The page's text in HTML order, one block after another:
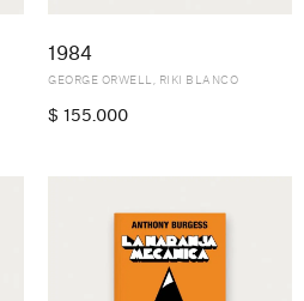
1984
GEORGE ORWELL RIKI BLANCO
$ 155.000